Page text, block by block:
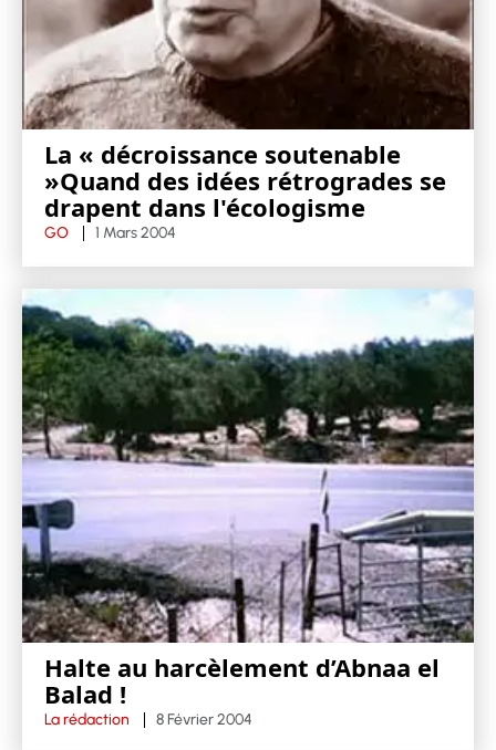
La « décroissance soutenable
»Quand des idées rétrogrades se
drapent dans l'écologisme
GO 1 Mars 2004
Halte au harcèlement d’Abnaa el
Balad !
La rédaction 8 Février 2004